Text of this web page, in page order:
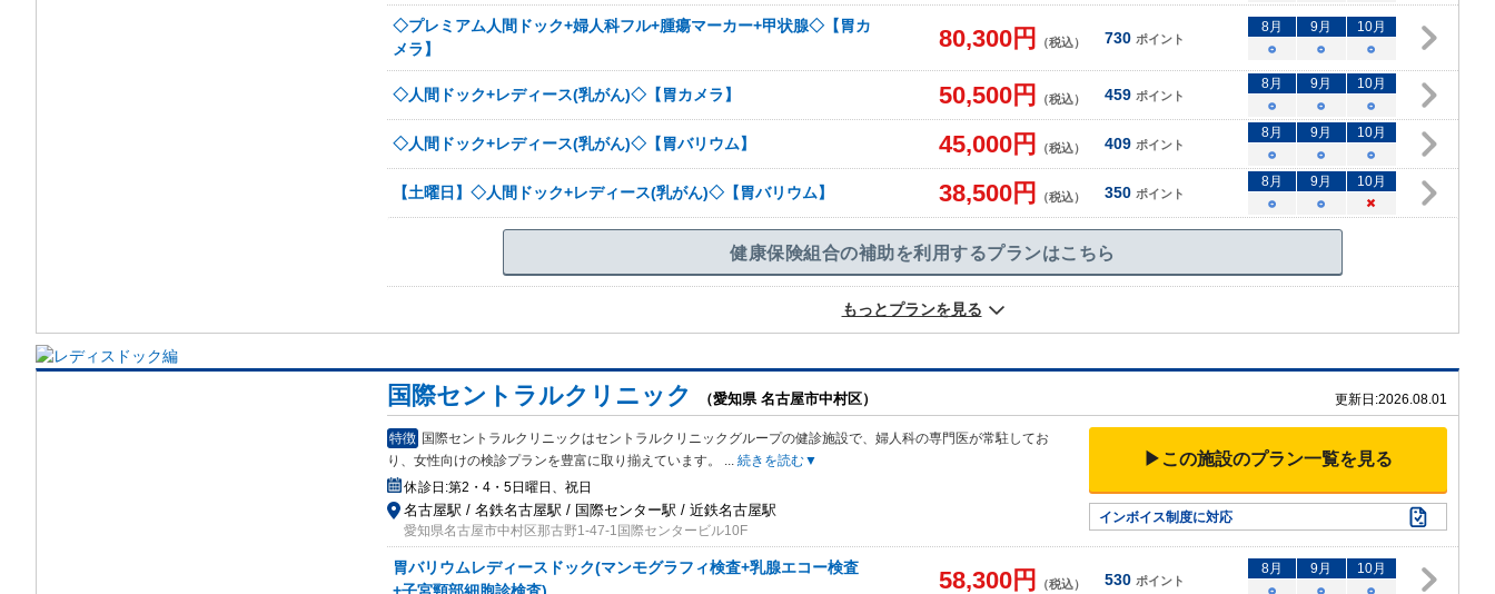
◇プレミアム人間ドック+婦人科フル+腫瘍マーカー+甲状腺◇【胃カ
メラ】
80,300円 （税込） 730 ポイント
8月 9月 10月
○
○ ○
◇人間ドック+レディース(乳がん)◇【胃カメラ】 50,500円 （税込） 459 ポイント
8月 9月 10月
○
○ ○
◇人間ドック+レディース(乳がん)◇【胃バリウム】 45,000円 （税込） 409 ポイント
8月 9月 10月
○
○ ○
【土曜日】◇人間ドック+レディース(乳がん)◇【胃バリウム】 38,500円 （税込） 350 ポイント
8月 9月 10月
○
○ ×
健康保険組合の補助を利用するプランはこちら
もっとプランを見る
国際セントラルクリニック （愛知県 名古屋市中村区） 更新日:2026.08.01
特徴 国際セントラルクリニックはセントラルクリニックグループの健診施設で、婦人科の専門医が常駐してお
り、女性向けの検診プランを豊富に取り揃えています。 ... 続きを読む▼
休診日:第2・4・5日曜日、祝日
名古屋駅 / 名鉄名古屋駅 / 国際センター駅 / 近鉄名古屋駅
愛知県名古屋市中村区那古野1-47-1国際センタービル10F
▶この施設のプラン一覧を見る
インボイス制度に対応
胃バリウムレディースドック(マンモグラフィ検査+乳腺エコー検査
58,300円 （税込） 530 ポイント
8月 9月 10月
○
○ ○